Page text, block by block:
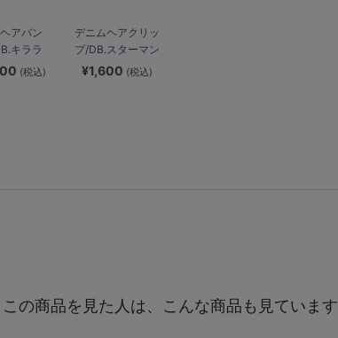
アバン
キララ
(税込)
デニムヘアクリッ
プ/DB.スターマン
¥1,600 (税込)
この商品を見た人は、こんな商品も見ています